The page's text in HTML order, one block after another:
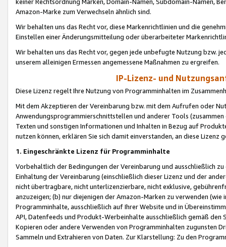
Amazon-Marke zum Verwechseln ähnlich sind.
Wir behalten uns das Recht vor, diese Markenrichtlinien und die
Einstellen einer Änderungsmitteilung oder überarbeiteter
Wir behalten uns das Recht vor, gegen jede unbefugte Nutzung bzw.
unserem alleinigen Ermessen angemessene Maßnahmen zu ergreifen.
IP-Lizenz- und
Diese Lizenz regelt Ihre Nutzung von Programminhalten im
Mit dem Akzeptieren der Vereinbarung bzw. mit dem Aufrufen oder
Anwendungsprogrammierschnittstellen und anderer Tools (zusammen
Texten und sonstigen Informationen und Inhalten in Bezug auf
nutzen können, erklären Sie sich damit einverstanden, an diese Lizenz
1. Eingeschränkte Lizenz für Programminhalte
Vorbehaltlich der Bedingungen der Vereinbarung und ausschließlich
Einhaltung der Vereinbarung (einschließlich dieser Lizenz und der
nicht übertragbare, nicht unterlizenzierbare, nicht exklusive,
anzuzeigen; (b) nur diejenigen der Amazon-Marken zu verwenden
Programminhalte, ausschließlich auf Ihrer Website und in
API, Datenfeeds und Produkt-Werbeinhalte ausschließlich gemäß
Kopieren oder andere Verwenden von Programminhalten zugunsten
Sammeln und Extrahieren von Daten. Zur Klarstellung: Zu den